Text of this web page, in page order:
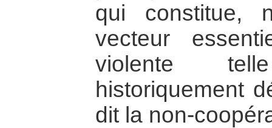
qui constitue,
vecteur
violente
historiquement
dit la non-